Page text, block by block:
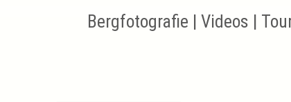
Bergfotografie | Videos |